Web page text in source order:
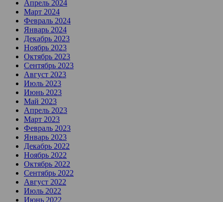
Апрель 2024
Март 2024
Февраль 2024
Январь 2024
Декабрь 2023
Ноябрь 2023
Октябрь 2023
Сентябрь 2023
Август 2023
Июль 2023
Июнь 2023
Май 2023
Апрель 2023
Март 2023
Февраль 2023
Январь 2023
Декабрь 2022
Ноябрь 2022
Октябрь 2022
Сентябрь 2022
Август 2022
Июль 2022
Июнь 2022